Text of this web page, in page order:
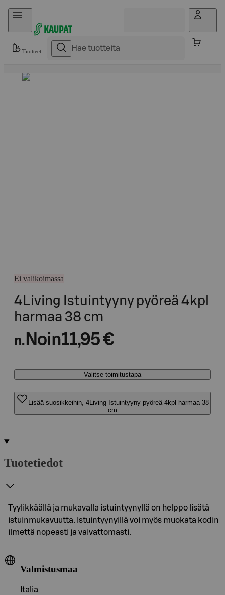
Hyppää sisältöön
Tuotteet
Ei valikoimassa
4Living Istuintyyny pyöreä 4kpl
harmaa 38 cm
n. Noin11,95 €
Valitse toimitustapa
Lisää suosikkeihin, 4Living Istuintyyny pyöreä 4kpl harmaa 38
cm
Tuotetiedot
Tyylikkäällä ja mukavalla istuintyynyllä on helppo lisätä
istuinmukavuutta. Istuintyynyillä voi myös muokata kodin
ilmettä nopeasti ja vaivattomasti.
Valmistusmaa
Italia